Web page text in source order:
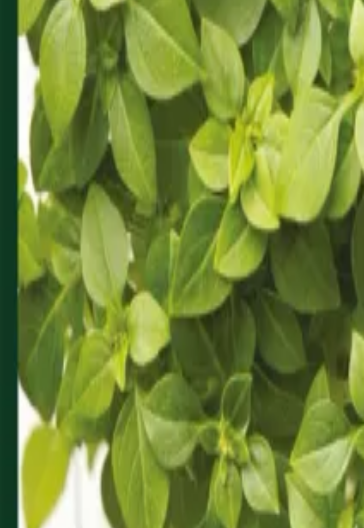
Reconnect to nature
För återförsäljare
Om Nelson Garden